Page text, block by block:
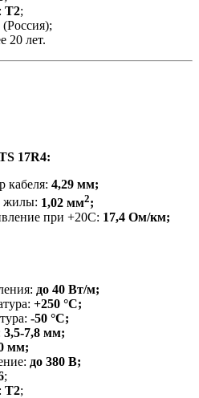
Т2;
(Россия);
20 лет.
17R4:
кабеля: 4,29 мм;
жилы: 1,02 мм2;
при +20С: 17,4 Ом/км;
до 40 Вт/м;
+250 °C;
-50 °C;
3,5-7,8 мм;
мм;
до 380 В;
;
Т2;